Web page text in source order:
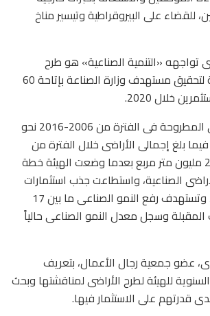
للقضاء على البيروقراطية وتيسير مناخ
تواجهه «التنمية الصناعية» هو طرح
الأراضى بصفة دورية لتحقيق مستهدف وزارة الصناعة بإتاحة 60
خلال 2020.
وبلغ إجمالى الأراضى المطروحة فى الفترة من 2006-2016 نحو
فيما بلغ إجمالى الأراضى خلال الفترة من
2016-2017 نحو28.5 مليون متر مربع بعدما وضعت الهيئة خطة
الصناعية، واستطاعت جذب استثمارات
بقيمة 60 مليار جنيه، وتستهدف رفع النمو الصناعى ما بين 17
3 سنوات المقبلة وسجل معدل النمو الصناعى حالياً
عضو جمعية رجال الأعمال، بتعريف
للهيئة لطرح الأراضى لمناقشتها وبحث
قدرتهم على الاستثمار فيها.